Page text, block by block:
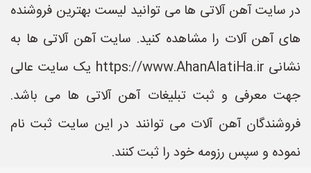
در سایت آهن آلاتی ها می توانید لیست بهترین فروشنده
های آهن آلات را مشاهده کنید. سایت آهن آلاتی ها به
نشانی https://www.AhanAlatiHa.ir یک سایت عالی
جهت معرفی و ثبت تبلیغات آهن آلاتی ها می باشد.
فروشندگان آهن آلات می توانند در این سایت ثبت نام
نموده و سپس رزومه خود را ثبت کنند.